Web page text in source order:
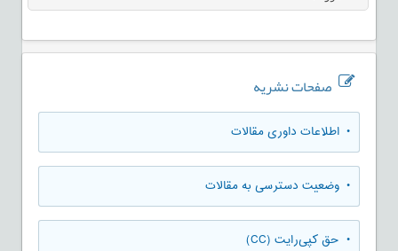
صفحات نشریه
• اطلاعات داوری مقالات
• وضعیت دسترسی به مقالات
• حق کپی‌رایت (CC)